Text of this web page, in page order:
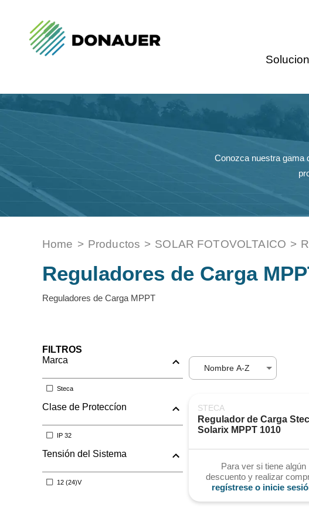
Conozca nuestra gama
Home > Productos > SOLAR FOTOVOLTAICO >
Reguladores de Carga
Reguladores de Carga MPPT
FILTROS
Marca
Steca
Clase de Proteccíon
IP 32
Tensión del Sistema
12 (24)V
Nombre A-Z
STECA
Regulador de Carga
Solarix MPPT 1010
Para ver si tiene algún
descuento y realizar
regístrese o inicie